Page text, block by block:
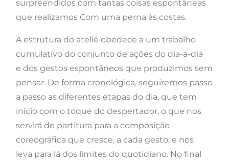
surpreendidos com tantas coisas espontâneas
que realizamos Com uma perna às costas.
A estrutura do ateliê obedece a um trabalho
cumulativo do conjunto de ações do dia-a-dia
e dos gestos espontâneos que produzimos sem
pensar. De forma cronológica, seguiremos passo
a passo as diferentes etapas do dia, que tem
início com o toque do despertador, o que nos
servirá de partitura para a composição
coreográfica que cresce, a cada gesto, e nos
leva para lá dos limites do quotidiano. No final